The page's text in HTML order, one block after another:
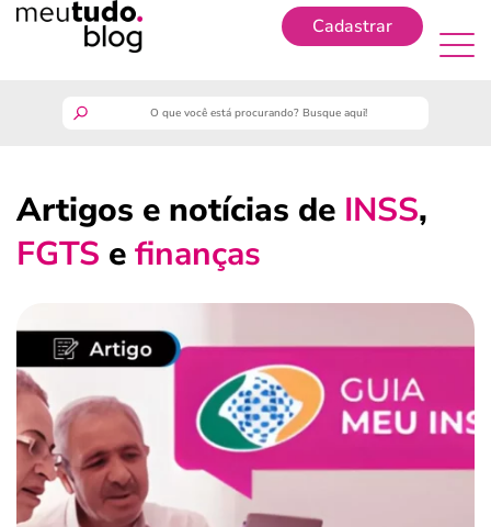
Cadastrar
guia do trabalhador
benefícios
crédito fácil
últimas notícias
ferramentas
Artigos e notícias de INSS,
FGTS efinanças